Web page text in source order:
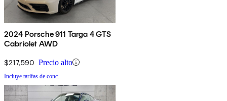
2024 Porsche 911 Targa 4 GTS
Cabriolet AWD
$217,590 Precio alto
Incluye tarifas de conc.